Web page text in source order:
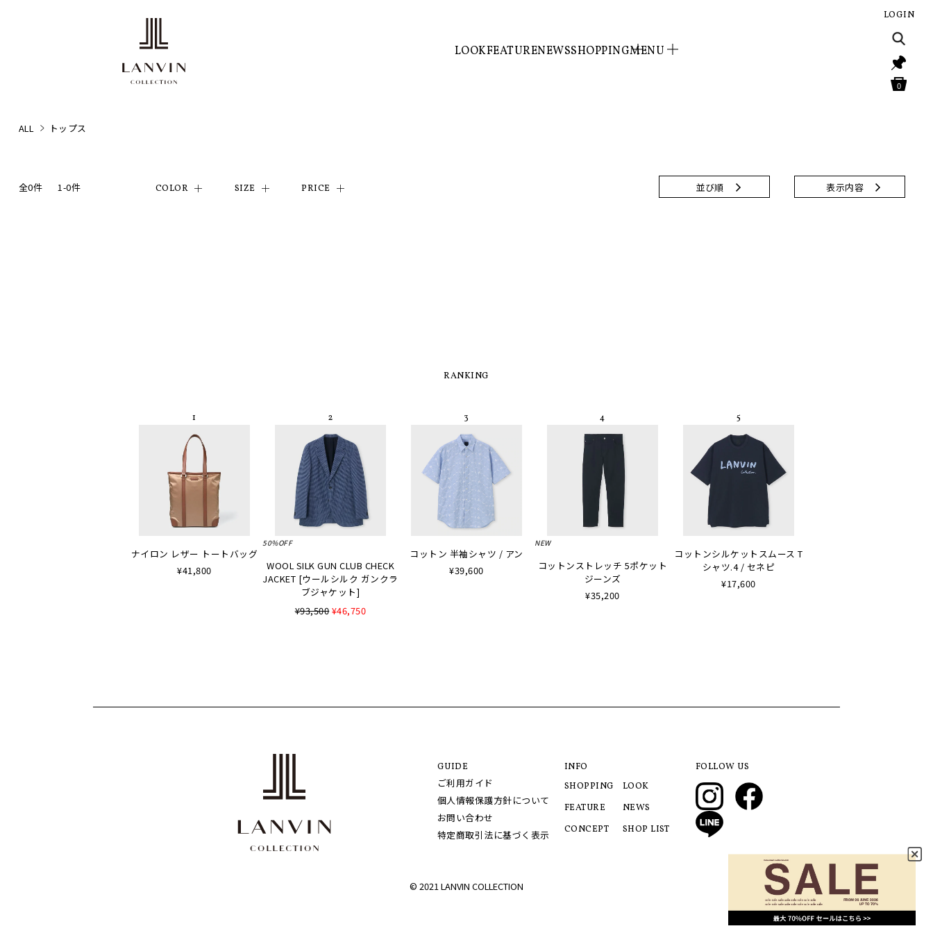
LOOKFEATURENEWSSHOPPINGMENU
LOGIN
0
ALL トップス
全0件 1-0件 COLOR SIZE PRICE 並び順 表示内容
RANKING
ナイロン レザー トートバッグ
¥41,800
50%OFF
WOOL SILK GUN CLUB CHECK
JACKET [ウールシルク ガンクラ
ブジャケット]
¥93,500¥46,750
コットン 半袖シャツ / アン
¥39,600
NEW
コットンストレッチ 5ポケット
ジーンズ
¥35,200
コットンシルケットスムース T
シャツ.4 / セネピ
¥17,600
GUIDE
ご利用ガイド
個人情報保護方針について
お問い合わせ
特定商取引法に基づく表示
INFO
SHOPPING
FEATURE
CONCEPT
LOOK
NEWS
SHOP LIST
FOLLOW US
© 2021 LANVIN COLLECTION